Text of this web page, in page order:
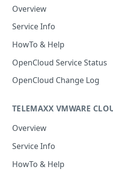
Overview
Service Info
Service Portal
Service Access & Ports
Projects & User Roles
Features & Functions
Flavors
Images
Compute Storage
HowTo & Help
Generell
Installation mit eigener
HowTo: Eigene ISOs in der
OpenCloud verwenden
Compute
erstellen
HowTo: pfSense - zpool
vergrößern
HowTo: Windows-VM mit
Allgemeine
HowTo: Router
HowTo:
Volumes & Block Storage
HowTo: Volume-Type
einer Windows-Instanz
Backup
HowTo: Dateizugriff auf
Load Balancer
HowTo: Load Balancing
DNS
OpenCloud Service Status
OpenCloud Change Log
TELEMAXX VMWARE
Overview
Service Info
Service Portal
HowTo & Help